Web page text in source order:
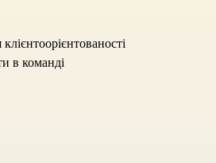
в команді